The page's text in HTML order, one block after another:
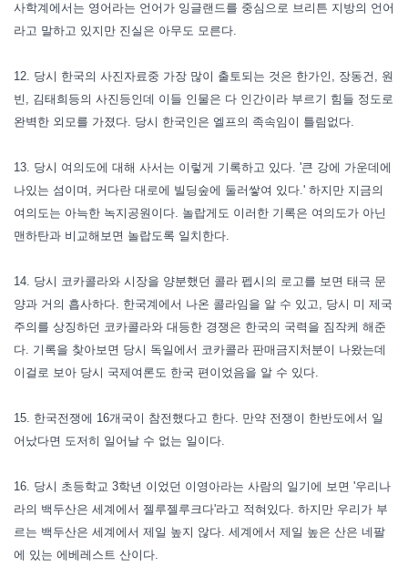
사학계에서는 영어라는 언어가 잉글랜드를 중심으로 브리튼 지방의 언어
라고 말하고 있지만 진실은 아무도 모른다.
12. 당시 한국의 사진자료중 가장 많이 출토되는 것은 한가인, 장동건, 원
빈, 김태희등의 사진등인데 이들 인물은 다 인간이라 부르기 힘들 정도로
완벽한 외모를 가졌다. 당시 한국인은 엘프의 족속임이 틀림없다.
13. 당시 여의도에 대해 사서는 이렇게 기록하고 있다. '큰 강에 가운데에
나있는 섬이며, 커다란 대로에 빌딩숲에 둘러쌓여 있다.' 하지만 지금의
여의도는 아늑한 녹지공원이다. 놀랍게도 이러한 기록은 여의도가 아닌
맨하탄과 비교해보면 놀랍도록 일치한다.
14. 당시 코카콜라와 시장을 양분했던 콜라 펩시의 로고를 보면 태극 문
양과 거의 흡사하다. 한국계에서 나온 콜라임을 알 수 있고, 당시 미 제국
주의를 상징하던 코카콜라와 대등한 경쟁은 한국의 국력을 짐작케 해준
다. 기록을 찾아보면 당시 독일에서 코카콜라 판매금지처분이 나왔는데
이걸로 보아 당시 국제여론도 한국 편이었음을 알 수 있다.
15. 한국전쟁에 16개국이 참전했다고 한다. 만약 전쟁이 한반도에서 일
어났다면 도저히 일어날 수 없는 일이다.
16. 당시 초등학교 3학년 이었던 이영아라는 사람의 일기에 보면 '우리나
라의 백두산은 세계에서 젤루젤루크다'라고 적혀있다. 하지만 우리가 부
르는 백두산은 세계에서 제일 높지 않다. 세계에서 제일 높은 산은 네팔
에 있는 에베레스트 산이다.